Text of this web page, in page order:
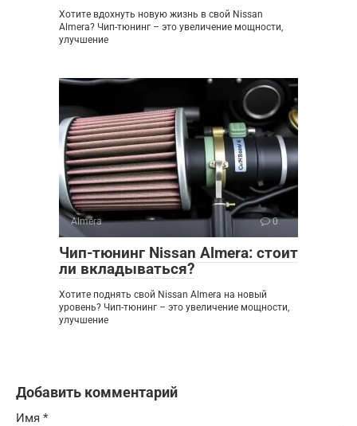
Хотите вдохнуть новую жизнь в свой Nissan
Almera? Чип-тюнинг – это увеличение мощности,
улучшение
Almera 0
Чип-тюнинг Nissan Almera: стоит
ли вкладываться?
Хотите поднять свой Nissan Almera на новый
уровень? Чип-тюнинг – это увеличение мощности,
улучшение
Добавить комментарий
Имя *